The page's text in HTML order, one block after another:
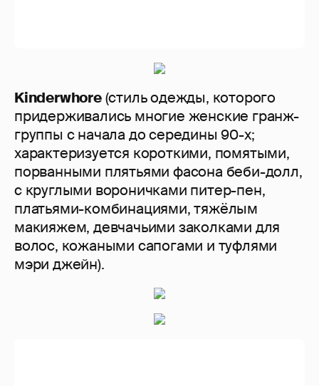
Kinderwhore(стиль одежды, которого
придерживались многие женские гранж-
группы с начала до середины 90-х;
характеризуется короткими, помятыми,
порванными плятьями фасона беби-долл,
с круглыми вороничками питер-пен,
платьями-комбинациями, тяжёлым
макияжем, девчачьими заколками для
волос, кожаными сапогами и туфлями
мэри джейн).